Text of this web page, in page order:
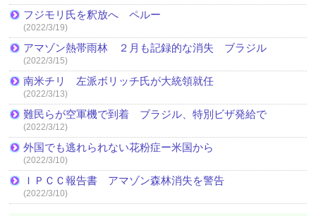
フジモリ氏を釈放へ ペルー
(2022/3/19)
アマゾン熱帯雨林 ２月も記録的な消失 ブラジル
(2022/3/15)
南米チリ 左派ボリッチ氏が大統領就任
(2022/3/13)
難民らが空軍機で到着 ブラジル、特別ビザ発給で
(2022/3/12)
外国でも逃れられない花粉症ー米国から
(2022/3/10)
ＩＰＣＣ報告書 アマゾン森林消失を警告
(2022/3/10)